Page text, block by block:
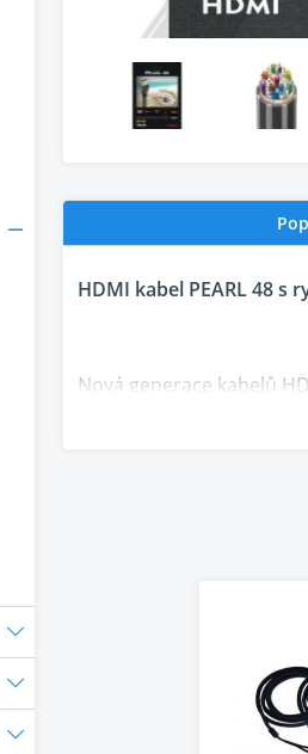
HDMI kabel PEARL 48 s
Nová generace kabelů
nejnovější zařízení
Vodiče z mědi s